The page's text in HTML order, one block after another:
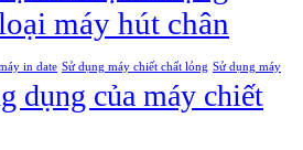
máy hút chân
in date Sử dụng máy chiết chất lỏng Sử dụng máy
dụng của máy chiết